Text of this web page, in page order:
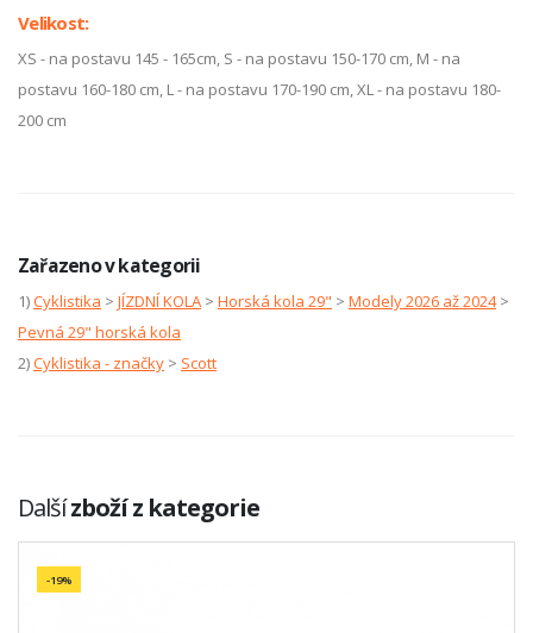
Velikost:
XS - na postavu 145 - 165cm, S - na postavu 150-170 cm, M - na
postavu 160-180 cm, L - na postavu 170-190 cm, XL - na postavu 180-
200 cm
Zařazeno v kategorii
1)Cyklistika > JÍZDNÍ KOLA > Horská kola 29" > Modely 2026 až 2024 >
Pevná 29" horská kola
2)Cyklistika - značky > Scott
Dalšízboží z kategorie
-19%